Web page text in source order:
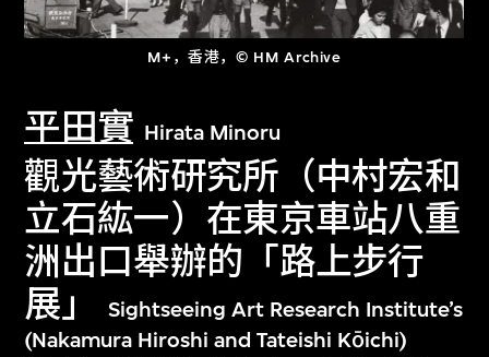
M+，香港，© HM Archive
平田實 Hirata Minoru
觀光藝術研究所（中村宏和
立石紘一）在東京車站八重
洲出口舉辦的「路上步行
展」
Sightseeing Art Research Institute’s
(Nakamura Hiroshi and Tateishi Kōichi)
关于M+藏品
文化藏品。